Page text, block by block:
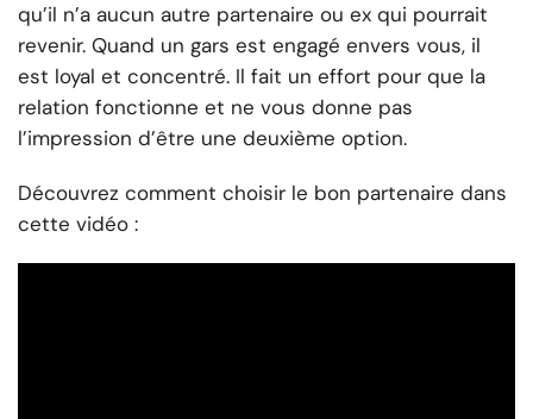
qu’il n’a aucun autre partenaire ou ex qui pourrait
revenir. Quand un gars est engagé envers vous, il
est loyal et concentré. Il fait un effort pour que la
relation fonctionne et ne vous donne pas
l’impression d’être une deuxième option.
Découvrez comment choisir le bon partenaire dans
cette vidéo :